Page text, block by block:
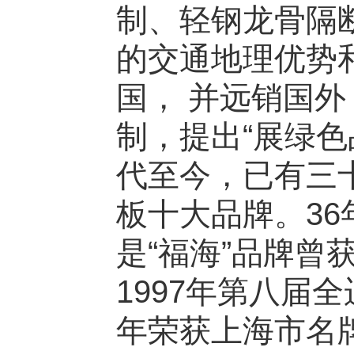
制、轻钢龙骨隔
的交通地理优势
国， 并远销国
制，提出“展绿
代至今，已有三
板十大品牌。36
是“福海”品牌曾
1997年第八届
年荣获上海市名